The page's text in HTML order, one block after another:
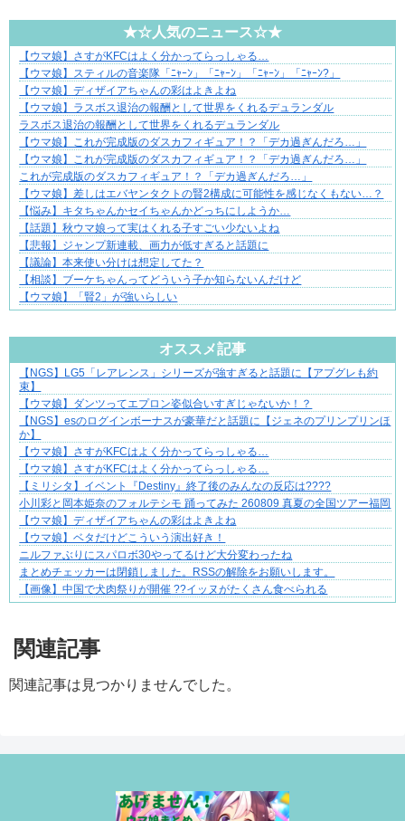
★☆人気のニュース☆★
不器用な二人が辿り着いた、切なく温かい恋物語
【ウマ娘】さすがKFCはよく分かってらっしゃる…
【ウマ娘】スティルの音楽隊「ﾆｬｰﾝ」「ﾆｬｰﾝ」「ﾆｬｰﾝ」「ﾆｬｰﾝ?」
【ウマ娘】ディザイアちゃんの彩はよきよね
【ウマ娘】ラスボス退治の報酬として世界をくれるデュランダル
ラスボス退治の報酬として世界をくれるデュランダル
【ウマ娘】これが完成版のダスカフィギュア！？「デカ過ぎんだろ…」
【ウマ娘】これが完成版のダスカフィギュア！？「デカ過ぎんだろ…」
これが完成版のダスカフィギュア！？「デカ過ぎんだろ…」
【ウマ娘】差しはエバヤンタクトの賢2構成に可能性を感じなくもない…？
【悩み】キタちゃんかセイちゃんかどっちにしようか…
【話題】秋ウマ娘って実はくれる子すごい少ないよね
【悲報】ジャンプ新連載、画力が低すぎると話題に
【議論】本来使い分けは想定してた？
【相談】ブーケちゃんってどういう子か知らないんだけど
【ウマ娘】「賢2」が強いらしい
オススメ記事
爽やか青年に忍び寄るストーカー疑惑
【NGS】LG5「レアレンス」シリーズが強すぎると話題に【アプグレも約
束】
【ウマ娘】ダンツってエプロン姿似合いすぎじゃないか！？
【NGS】esのログインボーナスが豪華だと話題に【ジェネのプリンプリンほ
か】
【ウマ娘】さすがKFCはよく分かってらっしゃる…
【ウマ娘】さすがKFCはよく分かってらっしゃる…
【ミリシタ】イベント『Destiny』終了後のみんなの反応は????
小川彩と岡本姫奈のフォルテシモ 踊ってみた 260809 真夏の全国ツアー福岡
【ウマ娘】ディザイアちゃんの彩はよきよね
【ウマ娘】ベタだけどこういう演出好き！
ニルファぶりにスパロボ30やってるけど大分変わったね
まとめチェッカーは閉鎖しました。RSSの解除をお願いします。
【画像】中国で犬肉祭りが開催 ??イッヌがたくさん食べられる
関連記事
関連記事は見つかりませんでした。